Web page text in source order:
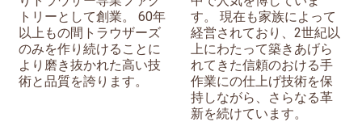
トリーとして創業。 60年
以上もの間トラウザーズ
のみを作り続けることに
より磨き抜かれた高い技
術と品質を誇ります。
す。 現在も家族によって
経営されており、2世紀以
上にわたって築きあげら
れてきた信頼のおける手
作業にの仕上げ技術を保
持しながら、さらなる革
新を続けています。